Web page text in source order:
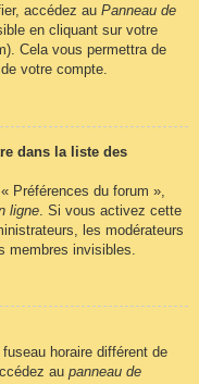
accédez au Panneau de
en cliquant sur votre
Cela vous permettra de
votre compte.
dans la liste des
Préférences du forum »,
ligne . Si vous activez cette
les modérateurs
membres invisibles.
horaire différent de
au panneau de